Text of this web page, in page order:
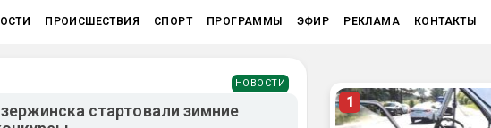
ПРОИСШЕСТВИЯ СПОРТ ПРОГРАММЫ ЭФИР РЕКЛАМА КОНТАКТЫ
НОВОСТИ
стартовали зимние